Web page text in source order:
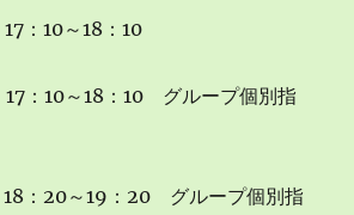
10～18：10
10～18：10 グループ個別指
20～19：20 グループ個別指